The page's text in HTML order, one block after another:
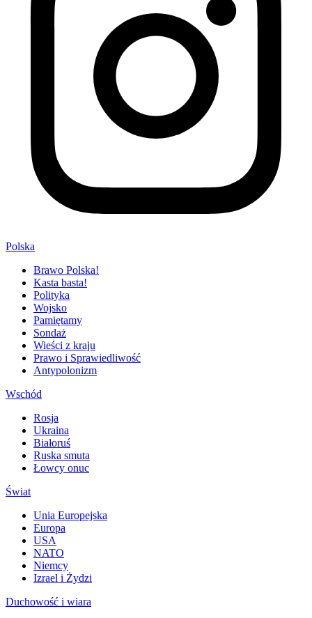
Polska
Brawo Polska!
Kasta basta!
Polityka
Wojsko
Pamiętamy
Sondaż
Wieści z kraju
Prawo i Sprawiedliwość
Antypolonizm
Wschód
Rosja
Ukraina
Białoruś
Ruska smuta
Łowcy onuc
Świat
Unia Europejska
Europa
USA
NATO
Niemcy
Izrael i Żydzi
Duchowość i wiara